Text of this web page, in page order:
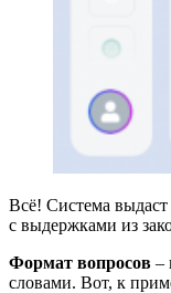
Всё! Система
с выдержками из
Формат вопросов –
словами. Вот, к